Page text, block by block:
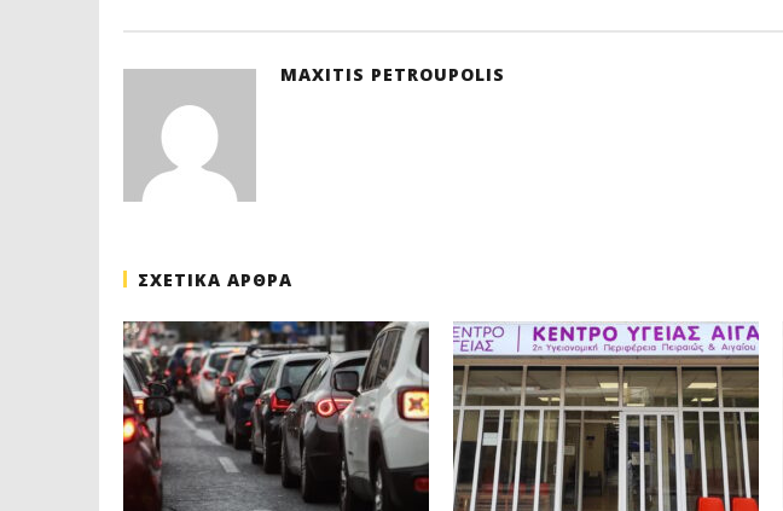
MAXITIS PETROUPOLIS
ΣΧΕΤΙΚΑ ΑΡΘΡΑ